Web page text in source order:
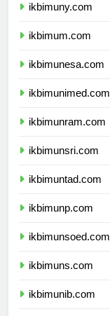
ikbimuny.com
ikbimum.com
ikbimunesa.com
ikbimunimed.com
ikbimunram.com
ikbimunsri.com
ikbimuntad.com
ikbimunp.com
ikbimunsoed.com
ikbimuns.com
ikbimunib.com